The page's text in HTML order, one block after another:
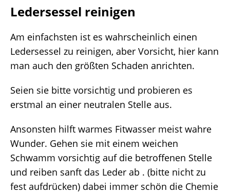
Ledersessel reinigen
Am einfachsten ist es wahrscheinlich einen
Ledersessel zu reinigen, aber Vorsicht, hier kann
man auch den größten Schaden anrichten.
Seien sie bitte vorsichtig und probieren es
erstmal an einer neutralen Stelle aus.
Ansonsten hilft warmes Fitwasser meist wahre
Wunder. Gehen sie mit einem weichen
Schwamm vorsichtig auf die betroffenen Stelle
und reiben sanft das Leder ab . (bitte nicht zu
fest aufdrücken) dabei immer schön die Chemie